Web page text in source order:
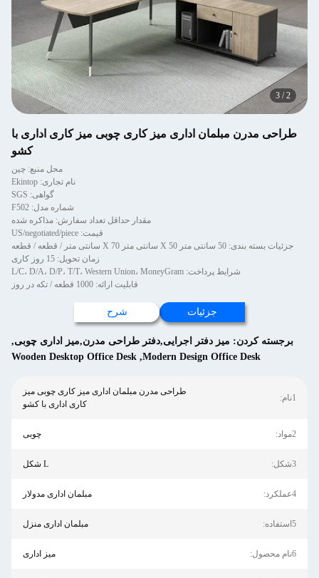
2
/
3
طراحی مدرن مبلمان اداری میز کاری چوبی میز کاری اداری با
کشو
محل منبع: چین
نام تجاری: Ekintop
گواهی: SGS
شماره مدل: F502
مقدار حداقل تعداد سفارش: مذاکره شده
قیمت: US/negotiated/piece
جزئیات بسته بندی: 50 سانتی متر X 50 سانتی متر X 70 سانتی متر / قطعه / قطعه
زمان تحویل: 15 روز کاری
شرایط پرداخت: L/C، D/A، D/P، T/T، Western Union، MoneyGram
قابلیت ارائه: 1000 قطعه / تکه در روز
جزئیات شرح
برجسته کردن: میز دفتر اجرایی,دفتر طراحی مدرن,میز اداری چوبی,
Modern Design Office Desk
,
Wooden Desktop Office Desk
1نام:
طراحی مدرن مبلمان اداری میز کاری چوبی میز
کاری اداری با کشو
2مواد: چوبی
3شکل: L شکل
4عملکرد: مبلمان اداری مدولار
5استفاده: مبلمان اداری منزل
6نام محصول: میز اداری